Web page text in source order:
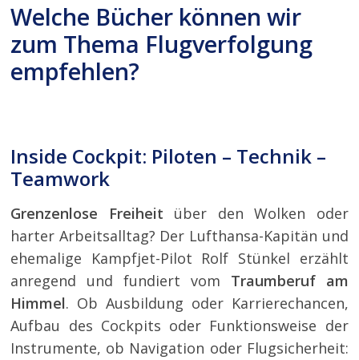
Welche Bücher können wir
zum Thema Flugverfolgung
empfehlen?
Inside Cockpit: Piloten – Technik –
Teamwork
Grenzenlose Freiheit über den Wolken oder
harter Arbeitsalltag? Der Lufthansa-Kapitän und
ehemalige Kampfjet-Pilot Rolf Stünkel erzählt
anregend und fundiert vom Traumberuf am
Himmel. Ob Ausbildung oder Karrierechancen,
Aufbau des Cockpits oder Funktionsweise der
Instrumente, ob Navigation oder Flugsicherheit: